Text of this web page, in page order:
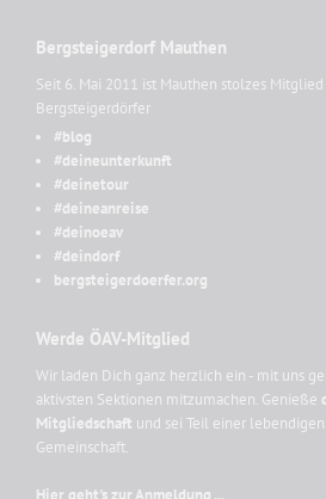
Bergsteigerdorf Mauthen
Seit 6. Mai 2011 ist Mauthen stolzes
Bergsteigerdörfer
#blog
#deineunterkunft
#deinetour
#deineanreise
#deinoeav
#deindorf
bergsteigerdoerfer.org
Werde ÖAV-Mitglied
Wir laden Dich ganz herzlich ein - mit uns
aktivsten Sektionen mitzumachen. Genieße
Mitgliedschaft und sei Teil einer
Gemeinschaft.
Hier geht's zur Anmeldung ...